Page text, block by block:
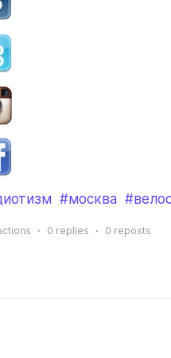
#москва
0 replies 0 reposts